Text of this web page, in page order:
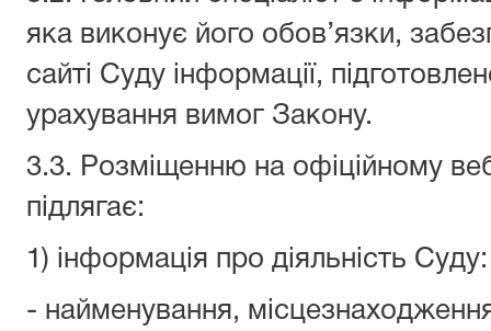
яка виконує його обов’язки,
сайті Суду інформації,
урахування вимог Закону.
3.3. Розміщенню на офіційному
підлягає:
1) інформація про діяльність Суду:
- найменування,